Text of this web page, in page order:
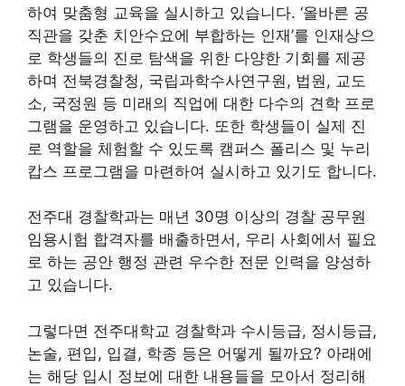
하여 맞춤형 교육을 실시하고 있습니다. ‘올바른 공
직관을 갖춘 치안수요에 부합하는 인재’를 인재상으
로 학생들의 진로 탐색을 위한 다양한 기회를 제공
하며 전북경찰청, 국립과학수사연구원, 법원, 교도
소, 국정원 등 미래의 직업에 대한 다수의 견학 프로
그램을 운영하고 있습니다. 또한 학생들이 실제 진
로 역할을 체험할 수 있도록 캠퍼스 폴리스 및 누리
캅스 프로그램을 마련하여 실시하고 있기도 합니다.
전주대 경찰학과는 매년 30명 이상의 경찰 공무원
임용시험 합격자를 배출하면서, 우리 사회에서 필요
로 하는 공안 행정 관련 우수한 전문 인력을 양성하
고 있습니다.
그렇다면 전주대학교 경찰학과 수시등급, 정시등급,
논술, 편입, 입결, 학종 등은 어떻게 될까요? 아래에
는 해당 입시 정보에 대한 내용들을 모아서 정리해